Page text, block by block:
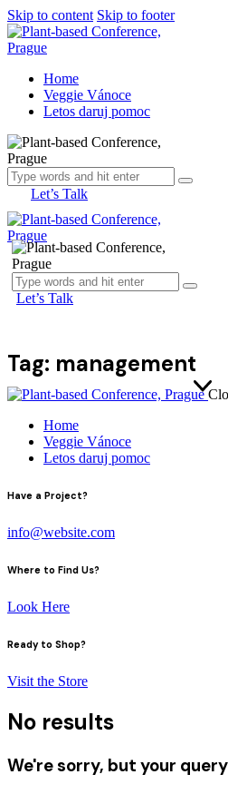
Skip to content Skip to footer
Home
Veggie Vánoce
Letos daruj pomoc
Let’s Talk
Let’s Talk
Tag: management
Home
Veggie Vánoce
Letos daruj pomoc
1
Have a Project?
info@website.com
Where to Find Us?
Look Here
Ready to Shop?
Visit the Store
No results
We're sorry, but your